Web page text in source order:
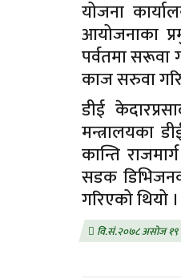
योजना
आयोजनाका
पर्वतमा
काज सरुवा
डीई
मन्त्रालयका
कान्ति
सडक
गरिएको थियो ।
वि.सं.२०७८ असोज १९